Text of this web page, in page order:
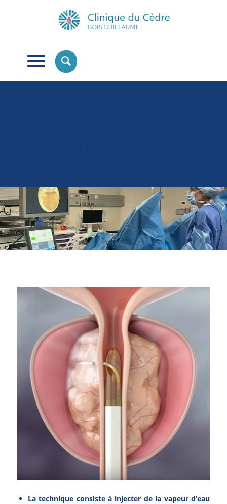
La technique consiste à injecter de la vapeur d’eau